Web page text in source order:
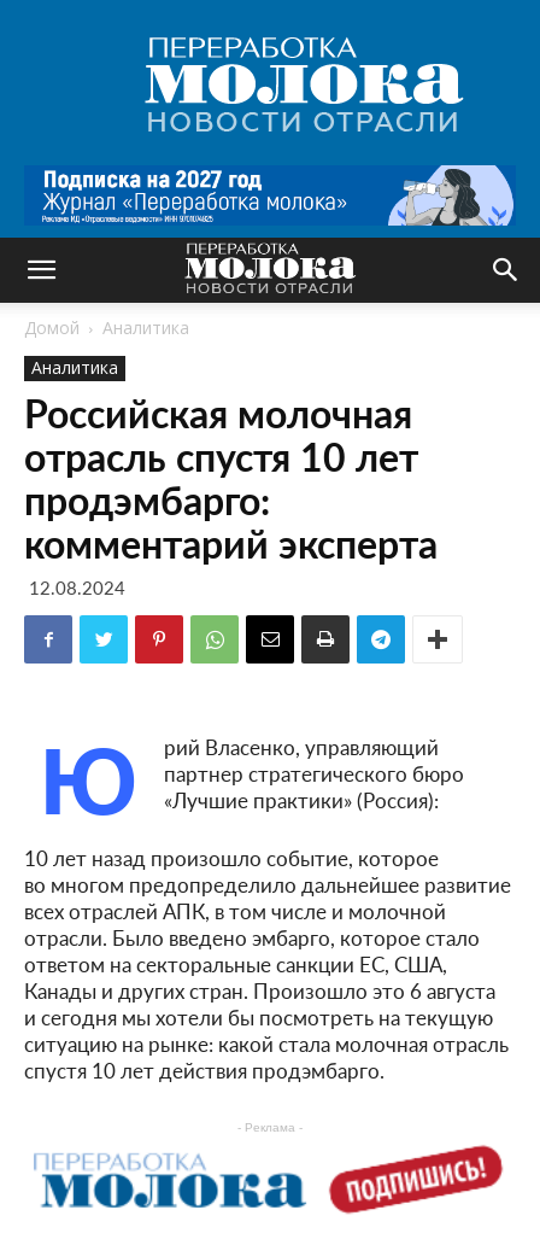
Переработка
молока
|
Новости
Домой
Аналитика
Аналитика
Российская молочная
отрасль спустя 10 лет
продэмбарго:
комментарий эксперта
12.08.2024
Ю
рий Власенко, управляющий
партнер стратегического бюро
«Лучшие практики» (Россия):
10 лет назад произошло событие, которое
во многом предопределило дальнейшее развитие
всех отраслей АПК, в том числе и молочной
отрасли. Было введено эмбарго, которое стало
ответом на секторальные санкции ЕС, США,
Канады и других стран. Произошло это 6 августа
и сегодня мы хотели бы посмотреть на текущую
ситуацию на рынке: какой стала молочная отрасль
спустя 10 лет действия продэмбарго.
- Реклама -